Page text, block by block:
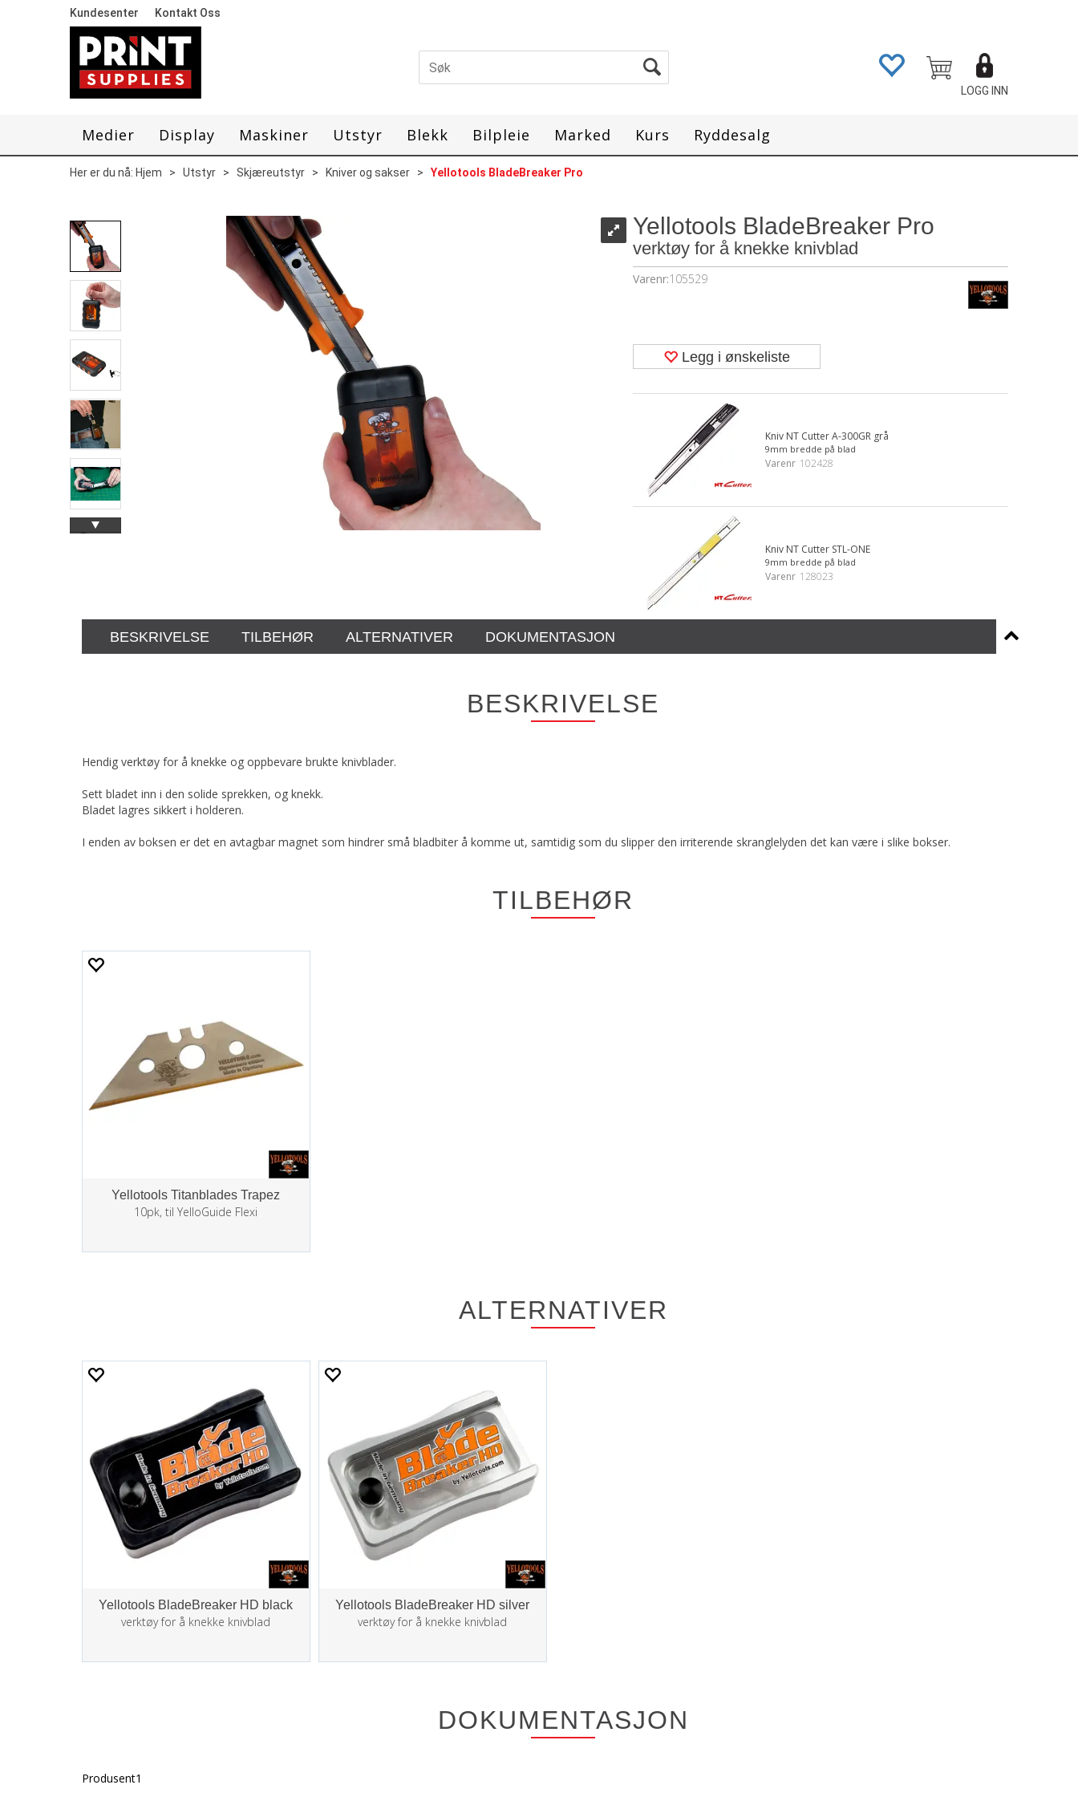
Kundesenter Kontakt Oss
LOGG INN
Medier Display Maskiner Utstyr Blekk Bilpleie Marked Kurs Ryddesalg
Her er du nå: Hjem > Utstyr > Skjæreutstyr > Kniver og sakser > Yellotools BladeBreaker Pro
Yellotools BladeBreaker Pro
verktøy for å knekke knivblad
Varenr:105529
Legg i ønskeliste
Kniv NT Cutter A-300GR grå
9mm bredde på blad
Varenr 102428
Kniv NT Cutter STL-ONE
9mm bredde på blad
Varenr 128023
BESKRIVELSE TILBEHØR ALTERNATIVER DOKUMENTASJON
BESKRIVELSE
Hendig verktøy for å knekke og oppbevare brukte knivblader.
Sett bladet inn i den solide sprekken, og knekk.
Bladet lagres sikkert i holderen.
I enden av boksen er det en avtagbar magnet som hindrer små bladbiter å komme ut, samtidig som du slipper den irriterende skranglelyden det kan være i slike bokser.
TILBEHØR
Yellotools Titanblades Trapez
10pk, til YelloGuide Flexi
ALTERNATIVER
Yellotools BladeBreaker HD black
verktøy for å knekke knivblad
Yellotools BladeBreaker HD silver
verktøy for å knekke knivblad
DOKUMENTASJON
Produsent1